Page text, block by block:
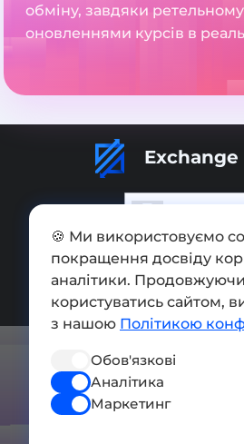
обміну, завдяки
оновленнями курсів в
Додати
Мапа сайту
Press kit
Умови
🍪 Ми використовуємо
покращення досвіду
аналітики. Продовжуючи
користуватись сайтом,
з нашою Політикою
Обов'язкові
Аналітика
Маркетинг